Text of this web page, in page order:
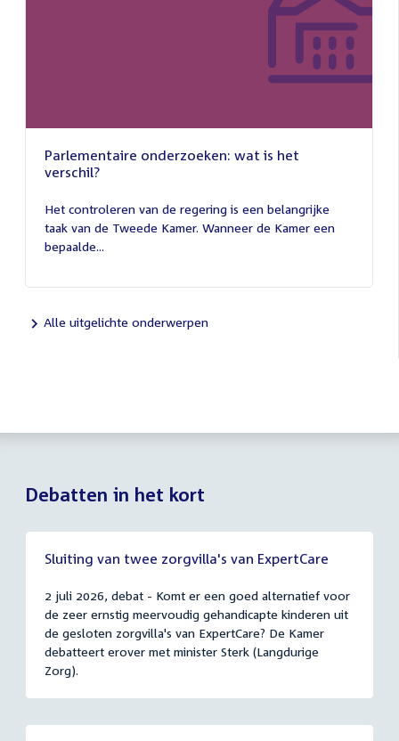
Parlementaire onderzoeken: wat is het
verschil?
juli
2026
Het controleren van de regering is een belangrijke
taak van de Tweede Kamer. Wanneer de Kamer een
bepaalde...
Alle uitgelichte onderwerpen
Debatten in het kort
Sluiting van twee zorgvilla's van ExpertCare
2 juli 2026, debat - Komt er een goed alternatief voor
de zeer ernstig meervoudig gehandicapte kinderen uit
de gesloten zorgvilla's van ExpertCare? De Kamer
debatteert erover met minister Sterk (Langdurige
Zorg).